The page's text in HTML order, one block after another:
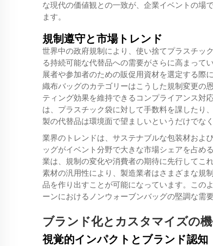
な現代の価値観との一致が、企業イベントの場
ます。
規制遵守と市場トレンド
世界中の政府規制により、使い捨てプラスチッ
る持続可能な代替品への需要がさらに高まって
展者や参加者のための販促用資材を選定する際
織布バッグのカテゴリーはこうした規制変更の
ティング効果を維持できるコンプライアンス対
は、プラスチック袋に対して手数料を課したり
製の代替品は環境面で望ましいというだけでな
業界のトレンドは、サステナブルな包装材およ
ッグがイベント分野で大きな市場シェアを占め
業は、規制の変化や消費者の期待に先行してこ
素材の汎用性により、製造業者はさまざまな規
品を作り出すことが可能になっています。この
ーンにおけるノンウォーブンバッグの堅調な需
ブランド化とカスタマイズの
視覚的インパクトとブランド認知